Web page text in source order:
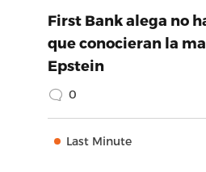
First Bank alega no
que conocieran la
Epstein
0
Last Minute